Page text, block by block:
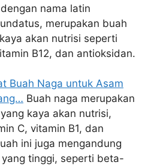
nama latin
merupakan buah
akan nutrisi seperti
B12, dan antioksidan.
Buah Naga untuk Asam
Buah naga merupakan
kaya akan nutrisi,
C, vitamin B1, dan
ini juga mengandung
tinggi, seperti beta-